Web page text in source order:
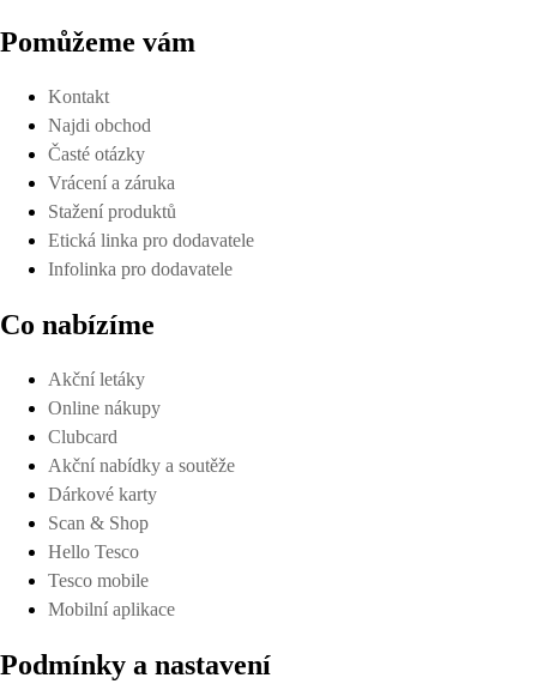
Pomůžeme vám
Kontakt
Najdi obchod
Časté otázky
Vrácení a záruka
Stažení produktů
Etická linka pro dodavatele
Infolinka pro dodavatele
Co nabízíme
Akční letáky
Online nákupy
Clubcard
Akční nabídky a soutěže
Dárkové karty
Scan & Shop
Hello Tesco
Tesco mobile
Mobilní aplikace
Podmínky a nastavení